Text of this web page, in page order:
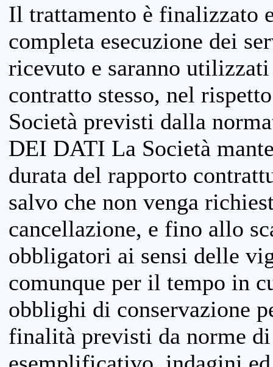
Il trattamento è finalizzato
completa esecuzione dei
ricevuto e saranno
contratto stesso, nel
Società previsti dalla
DEI DATI La Società
durata del rapporto
salvo che non venga
cancellazione, e fino allo
obbligatori ai sensi delle
comunque per il tempo in
obblighi di conservazione
finalità previsti da norme